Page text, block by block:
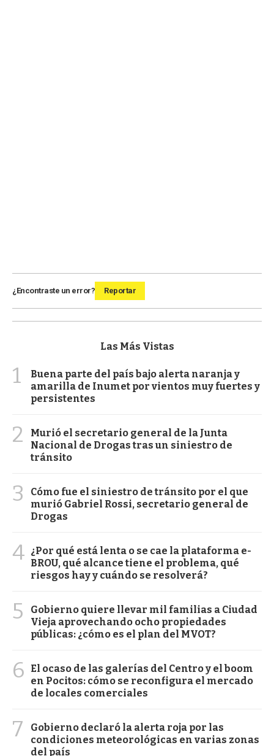
¿Encontraste un error? Reportar
Las Más Vistas
1
Buena parte del país bajo alerta naranja y
amarilla de Inumet por vientos muy fuertes y
persistentes
2
Murió el secretario general de la Junta
Nacional de Drogas tras un siniestro de
tránsito
3
Cómo fue el siniestro de tránsito por el que
murió Gabriel Rossi, secretario general de
Drogas
4 ¿Por qué está lenta o se cae la plataforma e-
BROU, qué alcance tiene el problema, qué
riesgos hay y cuándo se resolverá?
5
Gobierno quiere llevar mil familias a Ciudad
Vieja aprovechando ocho propiedades
públicas: ¿cómo es el plan del MVOT?
6
El ocaso de las galerías del Centro y el boom
en Pocitos: cómo se reconfigura el mercado
de locales comerciales
7
Gobierno declaró la alerta roja por las
condiciones meteorológicas en varias zonas
del país